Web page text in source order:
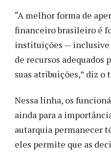
“A melhor forma de
financeiro brasileiro é
instituições — inclusive
de recursos adequados
suas atribuições,” diz o
Nessa linha, os
ainda para a
autarquia permanecer
eles permite que as